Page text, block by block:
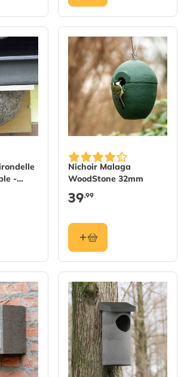
-
Nichoir Malaga
WoodStone 32mm
39,99